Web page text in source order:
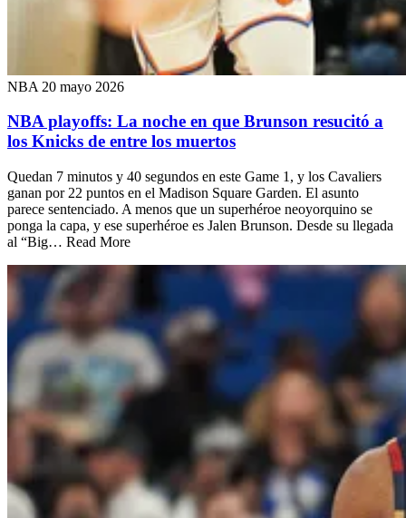
NBA 20 mayo 2026
NBA playoffs: La noche en que Brunson resucitó a
los Knicks de entre los muertos
Quedan 7 minutos y 40 segundos en este Game 1, y los Cavaliers
ganan por 22 puntos en el Madison Square Garden. El asunto
parece sentenciado. A menos que un superhéroe neoyorquino se
ponga la capa, y ese superhéroe es Jalen Brunson. Desde su llegada
al “Big… Read More